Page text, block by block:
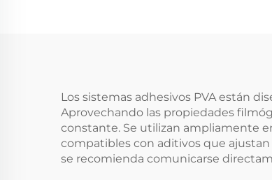
Los sistemas adhesivos PVA están
Aprovechando las propiedades
constante. Se utilizan ampliamente
compatibles con aditivos que ajustan
se recomienda comunicarse